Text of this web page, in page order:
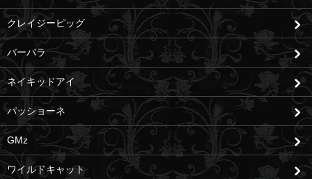
クレイジーピッグ
バーバラ
ネイキッドアイ
パッショーネ
GMz
ワイルドキャット